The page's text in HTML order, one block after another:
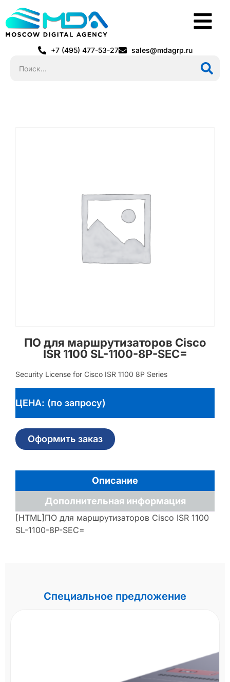
+7 (495) 477-53-27 sales@mdagrp.ru
ПО для маршрутизаторов Cisco
ISR 1100 SL-1100-8P-SEC=
Security License for Cisco ISR 1100 8P Series
ЦЕНА: (по запросу)
Оформить заказ
Описание
Дополнительная информация
[HTML]ПО для маршрутизаторов Cisco ISR 1100
SL-1100-8P-SEC=
Специальное предложение